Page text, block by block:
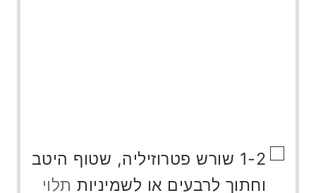
▢
1-2 שורש פטרוזיליה, שטוף היטב
וחתוך לרבעים או לשמיניות תלוי